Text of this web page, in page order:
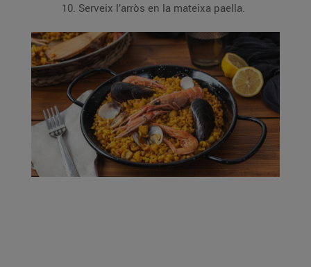
Serveix l’arròs en la mateixa paella.